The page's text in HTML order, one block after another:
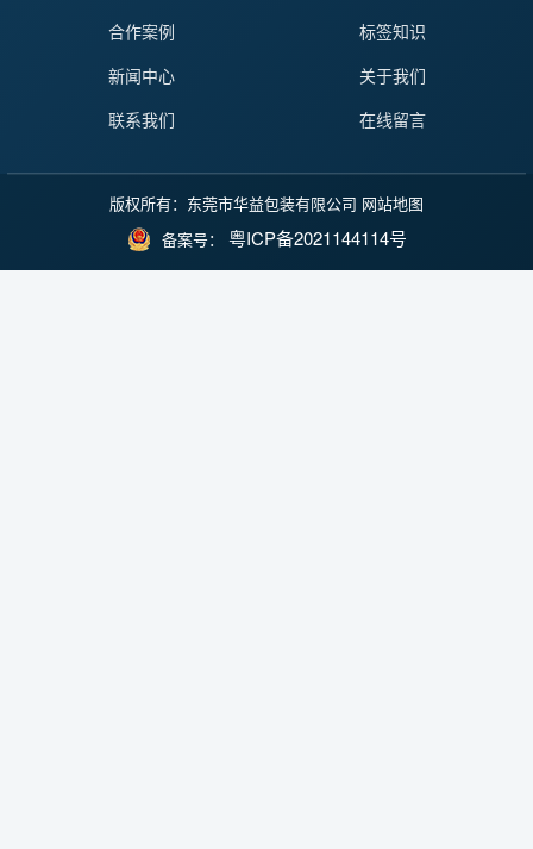
合作案例
标签知识
新闻中心
关于我们
联系我们
在线留言
版权所有：东莞市华益包装有限公司 网站地图
备案号： 粤ICP备2021144114号